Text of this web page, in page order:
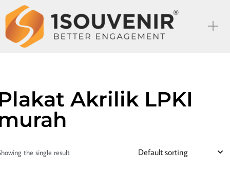
Akrilik LPKI
the single result